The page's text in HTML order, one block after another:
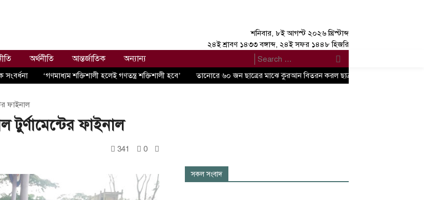
শনিবার, ৮ই আগস্ট ২০২৬ খ্রিস্টাব্দ
২৪ই শ্রাবণ ১৪৩৩ বঙ্গাব্দ, ২৪ই সফর ১৪৪৮ হিজরি
অর্থনীতি আন্তর্জাতিক অন্যান্য
সংবর্ধনা ‘গণমাধ্যম শক্তিশালী হলেই গণতন্ত্র শক্তিশালী হবে’ তানোরে ৬০ জন ছাত্রের মাঝে কুরআন বিতরন করল ছাত্রশিবির
ফাইনাল
টুর্ণামেন্টের ফাইনাল
341 0
সকল সংবাদ